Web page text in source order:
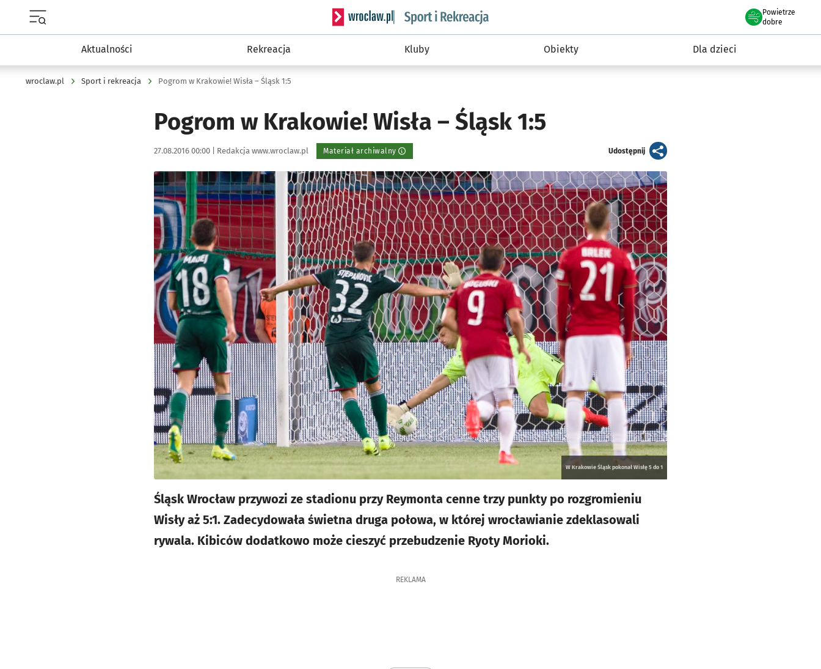
Serwis informacyjny wroclaw.pl podserwis: Sport i rekreacja
Powietrze
we Wrocławiu
dobre
Aktualności Rekreacja Kluby Obiekty Dla dzieci
wroclaw.pl Sport i rekreacja Pogrom w Krakowie! Wisła – Śląsk 1:5
Pogrom w Krakowie! Wisła – Śląsk 1:5
Data publikacji:
27.08.2016 00:00 | Autor:
Redakcja www.wroclaw.pl Materiał archiwalny Udostępnijartykuł
Kliknij, aby powiększyć
W Krakowie Śląsk pokonał Wisłę 5 do 1
Śląsk Wrocław przywozi ze stadionu przy Reymonta cenne trzy punkty po rozgromieniu
Wisły aż 5:1. Zadecydowała świetna druga połowa, w której wrocławianie zdeklasowali
rywala. Kibiców dodatkowo może cieszyć przebudzenie Ryoty Morioki.
REKLAMA